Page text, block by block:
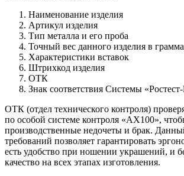
Наименование изделия
Артикул изделия
Тип металла и его проба
Точный вес данного изделия в
Характеристики вставок
Штрихкод изделия
ОТК
Знак соответствия Системы
ОТК (отдел технического контроля)
по особой системе контроля «АХ100»,
производственные недочеты и брак.
требований позволяет гарантировать
есть удобство при ношении украшений, и
качество на всех этапах изготовления.